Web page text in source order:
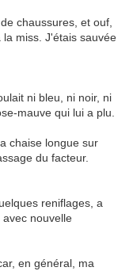
chaussures, et ouf,
miss. J'étais sauvée
ni bleu, ni noir, ni
mauve qui lui a plu.
chaise longue sur
du facteur.
reniflages, a
nouvelle
en général, ma